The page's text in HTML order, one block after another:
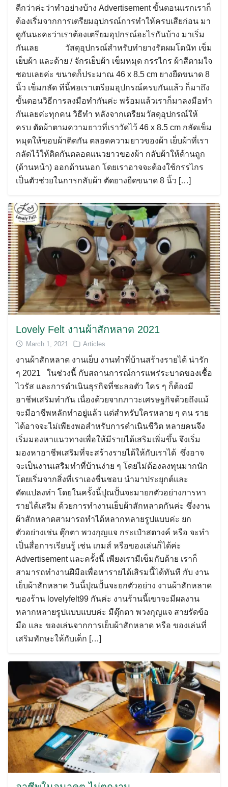
ดีกว่าค่ะว่าทำอย่างบ้าง Advertisement ขั้นตอนแรกเราก็
ต้องเริ่มจากการเตรียมอุปกรณ์การทำให้ครบเสียก่อน มา
ดูกันนะคะว่าเราต้องเตรียมอุปกรณ์อะไรกันบ้าง มาเริ่ม
กันเลย วัสดุอุปกรณ์สำหรับทำยางรัดผมโดนัท เข็ม
เย็บผ้า และด้าย / จักรเย็บผ้า เข็มหมุด กรรไกร ผ้าสีตามใจ
ชอบเลยค่ะ ขนาดก็ประมาณ 46 x 8.5 cm ยางยืดขนาด 8
นิ้ว เข็มกลัด ทีนี้พอเราเตรียมอุปกรณ์ครบกันแล้ว ก็มาถึง
ขั้นตอนวิธีการลงมือทำกันค่ะ พร้อมแล้วเราก็มาลงมือทำ
กันเลยค่ะทุกคน วิธีทำ หลังจากเตรียมวัสดุอุปกรณ์ให้
ครบ ตัดผ้าตามความยาวที่เราวัดไว้ 46 x 8.5 cm กลัดเข็ม
หมุดให้ขอบผ้าติดกัน ตลอดความยาวของผ้า เย็บผ้าที่เรา
กลัดไว้ให้ติดกันตลอดแนวยาวของผ้า กลับผ้าให้ด้านถูก
(ด้านหน้า) ออกด้านนอก โดยเราอาจจะต้องใช้กรรไกร
เป็นตัวช่วยในการกลับผ้า ตัดยางยืดขนาด 8 นิ้ว […]
Lovely Felt งานผ้าสักหลาด 2021
March 1, 2021 Articles
งานผ้าสักหลาด งานเย็บ งานทำที่บ้านสร้างรายได้ น่ารัก
ๆ 2021 ในช่วงนี้ กับสถานการณ์การแพร่ระบาดของเชื้อ
ไวรัส และการดำเนินธุรกิจที่ชะลอตัว ใคร ๆ ก็ต้องมี
อาชีพเสริมทำกัน เนื่องด้วยจากภาวะเศรษฐกิจด้วยถึงแม้
จะมีอาชีพหลักทำอยู่แล้ว แต่สำหรับใครหลาย ๆ คน ราย
ได้อาจจะไม่เพียงพอสำหรับการดำเนินชีวิต หลายคนจึง
เริ่มมองหาแนวทางเพื่อให้มีรายได้เสริมเพิ่มขึ้น จึงเริ่ม
มองหาอาชีพเสริมที่จะสร้างรายได้ให้กับเราได้ ซึ่งอาจ
จะเป็นงานเสริมทำที่บ้านง่าย ๆ โดยไม่ต้องลงทุนมากนัก
โดยเริ่มจากสิ่งที่เราเองชื่นชอบ นำมาประยุกต์และ
ดัดแปลงทำ โดยในครั้งนี้ปุณปั้นจะมายกตัวอย่างการหา
รายได้เสริม ด้วยการทำงานเย็บผ้าสักหลาดกันค่ะ ซึ่งงาน
ผ้าสักหลาดสามารถทำได้หลากหลายรูปแบบค่ะ ยก
ตัวอย่างเช่น ตุ๊กตา พวงกุญแจ กระเป๋าสตางค์ หรือ จะทำ
เป็นสื่อการเรียนรู้ เช่น เกมส์ หรือของเล่นก็ได้ค่ะ
Advertisement และครั้งนี้ เพียงเรามีเข็มกับด้าย เราก็
สามารถทำงานฝีมือเพื่อหารายได้เสิรมนี้ได้ทันที กับ งาน
เย็บผ้าสักหลาด วันนี้ปุณปั้นจะยกตัวอย่าง งานผ้าสักหลาด
ของร้าน lovelyfelt99 กันค่ะ งานร้านนี้เขาจะมีผลงาน
หลากหลายรูปแบบแบบค่ะ มีตุ๊กตา พวงกุญแจ สายรัดข้อ
มือ และ ของเล่นจากการเย็บผ้าสักหลาด หรือ ของเล่นที่
เสริมทักษะให้กับเด็ก […]